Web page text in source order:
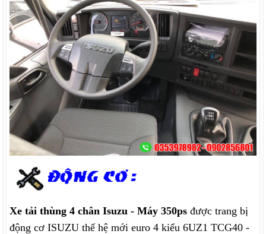
Xe tải thùng 4 chân Isuzu - Máy 350ps được trang bị
động cơ ISUZU thế hệ mới euro 4 kiểu 6UZ1 TCG40 -